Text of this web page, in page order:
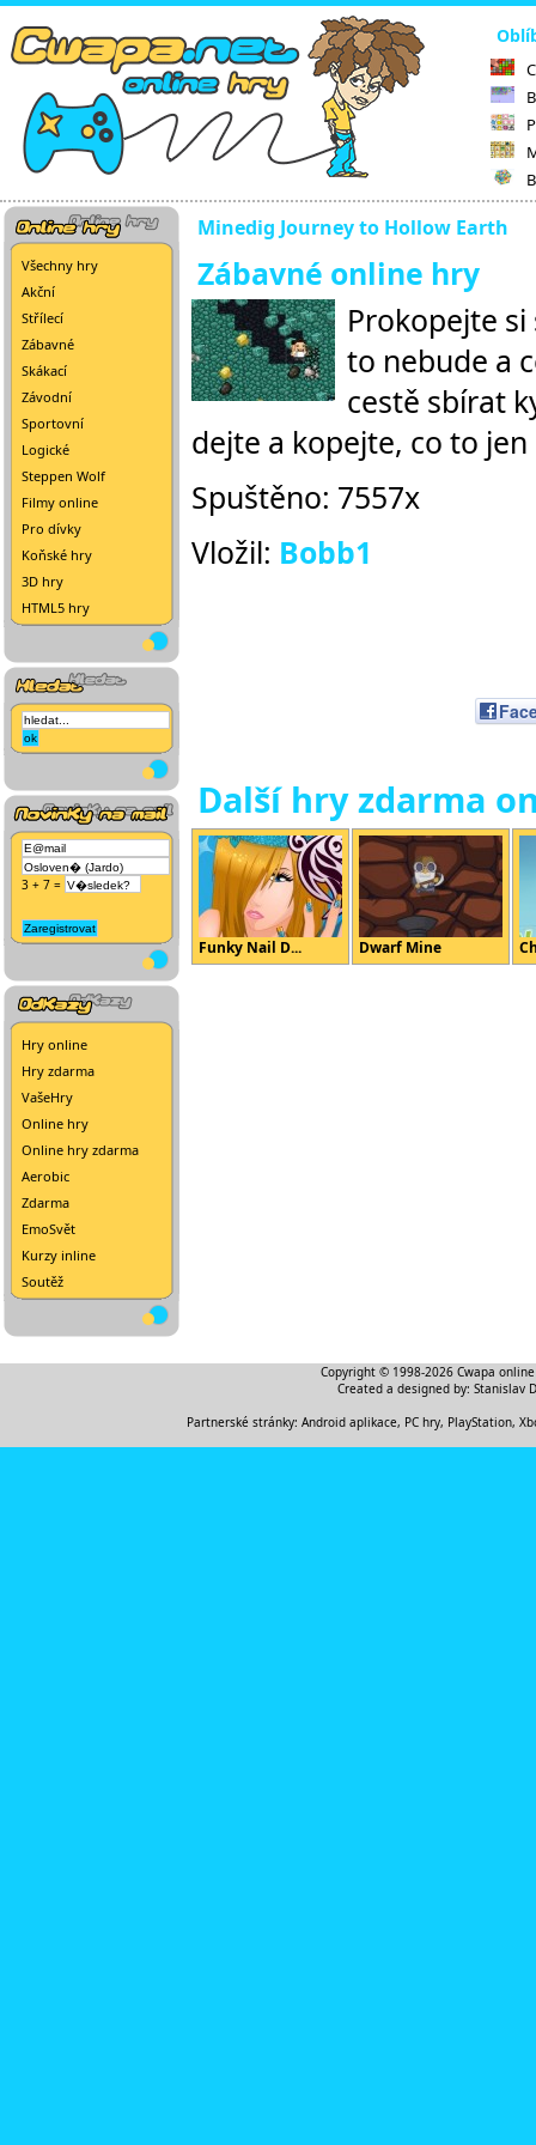
Všechny hry
Akční
Střílecí
Zábavné
Skákací
Závodní
Sportovní
Logické
Steppen Wolf
Filmy online
Pro dívky
Koňské hry
3D hry
HTML5 hry
3 + 7 =
Hry online
Hry zdarma
VašeHry
Online hry
Online hry zdarma
Aerobic
Zdarma
EmoSvět
Kurzy inline
Soutěž
Minedig Journey to Hollow Earth
Zábavné online hry
Prokopejte
to nebude a
cestě sbírat
dejte a kopejte, co to
Spuštěno: 7557x
Vložil: Bobb1
Další hry zdarma
Funky Nail D... Dwarf Mine
Copyright © 1998-2026 Cwapa
Created a designed by: Stanislav
Partnerské stránky: Android aplikace, PC hry, PlayStation,